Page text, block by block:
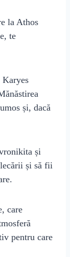
la Athos
te
Karyes
și, dacă
și
și să fii
care
pentru care